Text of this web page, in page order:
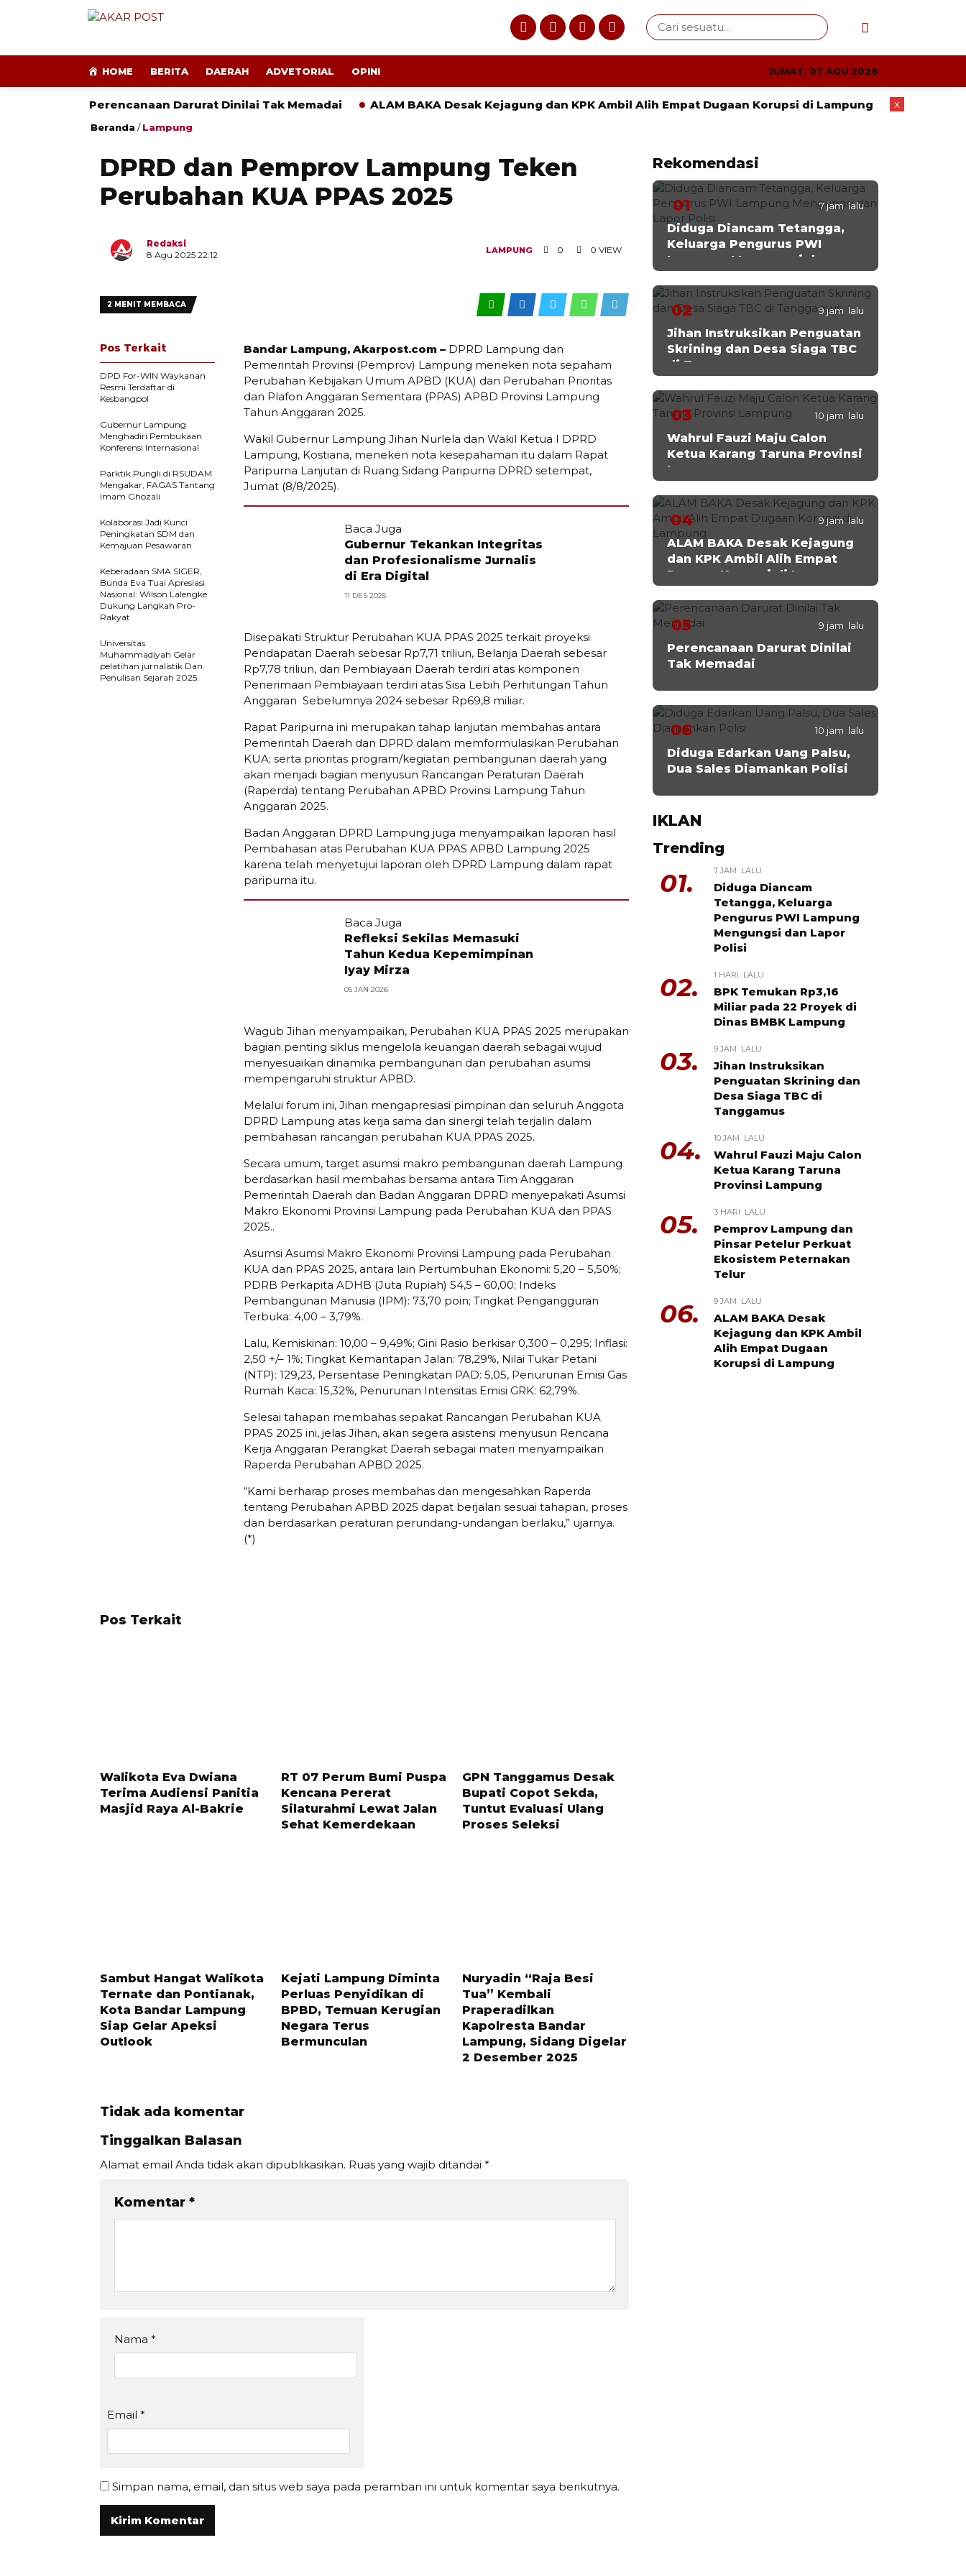
HOME BERITA DAERAH ADVETORIAL OPINI JUMAT, 07 AGU 2026
Perencanaan Darurat Dinilai Tak Memadai ALAM BAKA Desak Kejagung dan KPK Ambil Alih Empat Dugaan Korupsi di Lampung Jihan Instruksikan
Beranda /Lampung
DPRD dan Pemprov Lampung Teken
Perubahan KUA PPAS 2025
Redaksi
8 Agu 2025 22:12
LAMPUNG 0 0 VIEW
2 MENIT MEMBACA
Bandar Lampung, Akarpost.com – DPRD Lampung dan
Pemerintah Provinsi (Pemprov) Lampung meneken nota sepaham
Perubahan Kebijakan Umum APBD (KUA) dan Perubahan Prioritas
dan Plafon Anggaran Sementara (PPAS) APBD Provinsi Lampung
Tahun Anggaran 2025.
Wakil Gubernur Lampung Jihan Nurlela dan Wakil Ketua I DPRD
Lampung, Kostiana, meneken nota kesepahaman itu dalam Rapat
Paripurna Lanjutan di Ruang Sidang Paripurna DPRD setempat,
Jumat (8/8/2025).
Baca Juga
Gubernur Tekankan Integritas
dan Profesionalisme Jurnalis
di Era Digital
11 DES 2025
Disepakati Struktur Perubahan KUA PPAS 2025 terkait proyeksi
Pendapatan Daerah sebesar Rp7,71 triliun, Belanja Daerah sebesar
Rp7,78 triliun, dan Pembiayaan Daerah terdiri atas komponen
Penerimaan Pembiayaan terdiri atas Sisa Lebih Perhitungan Tahun
Anggaran Sebelumnya 2024 sebesar Rp69,8 miliar.
Rapat Paripurna ini merupakan tahap lanjutan membahas antara
Pemerintah Daerah dan DPRD dalam memformulasikan Perubahan
KUA; serta prioritas program/kegiatan pembangunan daerah yang
akan menjadi bagian menyusun Rancangan Peraturan Daerah
(Raperda) tentang Perubahan APBD Provinsi Lampung Tahun
Anggaran 2025.
Badan Anggaran DPRD Lampung juga menyampaikan laporan hasil
Pembahasan atas Perubahan KUA PPAS APBD Lampung 2025
karena telah menyetujui laporan oleh DPRD Lampung dalam rapat
paripurna itu.
Baca Juga
Refleksi Sekilas Memasuki
Tahun Kedua Kepemimpinan
Iyay Mirza
05 JAN 2026
Wagub Jihan menyampaikan, Perubahan KUA PPAS 2025 merupakan
bagian penting siklus mengelola keuangan daerah sebagai wujud
menyesuaikan dinamika pembangunan dan perubahan asumsi
mempengaruhi struktur APBD.
Melalui forum ini, Jihan mengapresiasi pimpinan dan seluruh Anggota
DPRD Lampung atas kerja sama dan sinergi telah terjalin dalam
pembahasan rancangan perubahan KUA PPAS 2025.
Secara umum, target asumsi makro pembangunan daerah Lampung
berdasarkan hasil membahas bersama antara Tim Anggaran
Pemerintah Daerah dan Badan Anggaran DPRD menyepakati Asumsi
Makro Ekonomi Provinsi Lampung pada Perubahan KUA dan PPAS
2025..
Asumsi Asumsi Makro Ekonomi Provinsi Lampung pada Perubahan
KUA dan PPAS 2025, antara lain Pertumbuhan Ekonomi: 5,20 – 5,50%;
PDRB Perkapita ADHB (Juta Rupiah) 54,5 – 60,00; Indeks
Pembangunan Manusia (IPM): 73,70 poin; Tingkat Pengangguran
Terbuka: 4,00 – 3,79%.
Lalu, Kemiskinan: 10,00 – 9,49%; Gini Rasio berkisar 0,300 – 0,295; Inflasi:
2,50 +/– 1%; Tingkat Kemantapan Jalan: 78,29%, Nilai Tukar Petani
(NTP): 129,23, Persentase Peningkatan PAD: 5,05, Penurunan Emisi Gas
Rumah Kaca: 15,32%, Penurunan Intensitas Emisi GRK: 62,79%.
Selesai tahapan membahas sepakat Rancangan Perubahan KUA
PPAS 2025 ini, jelas Jihan, akan segera asistensi menyusun Rencana
Kerja Anggaran Perangkat Daerah sebagai materi menyampaikan
Raperda Perubahan APBD 2025.
“Kami berharap proses membahas dan mengesahkan Raperda
tentang Perubahan APBD 2025 dapat berjalan sesuai tahapan, proses
dan berdasarkan peraturan perundang-undangan berlaku,” ujarnya.
(*)
Pos Terkait
DPD For-WIN Waykanan
Resmi Terdaftar di
Kesbangpol
Gubernur Lampung
Menghadiri Pembukaan
Konferensi Internasional
Parktik Pungli di RSUDAM
Mengakar, FAGAS Tantang
Imam Ghozali
Kolaborasi Jadi Kunci
Peningkatan SDM dan
Kemajuan Pesawaran
Keberadaan SMA SIGER,
Bunda Eva Tuai Apresiasi
Nasional: Wilson Lalengke
Dukung Langkah Pro-
Rakyat
Universitas
Muhammadiyah Gelar
pelatihan jurnalistik Dan
Penulisan Sejarah 2025.
Pos Terkait
Walikota Eva Dwiana
Terima Audiensi Panitia
Masjid Raya Al-Bakrie
RT 07 Perum Bumi Puspa
Kencana Pererat
Silaturahmi Lewat Jalan
Sehat Kemerdekaan
GPN Tanggamus Desak
Bupati Copot Sekda,
Tuntut Evaluasi Ulang
Proses Seleksi
Sambut Hangat Walikota
Ternate dan Pontianak,
Kota Bandar Lampung
Siap Gelar Apeksi
Outlook
Kejati Lampung Diminta
Perluas Penyidikan di
BPBD, Temuan Kerugian
Negara Terus
Bermunculan
Nuryadin “Raja Besi
Tua” Kembali
Praperadilkan
Kapolresta Bandar
Lampung, Sidang Digelar
2 Desember 2025
Tidak ada komentar
Tinggalkan Balasan
Alamat email Anda tidak akan dipublikasikan. Ruas yang wajib ditandai *
Komentar *
Nama *
Email *
Simpan nama, email, dan situs web saya pada peramban ini untuk komentar saya berikutnya.
Rekomendasi
01 7 jam lalu
Diduga Diancam Tetangga,
Keluarga Pengurus PWI
Lampung Mengungsi dan
Lapor Polisi
02 9 jam lalu
Jihan Instruksikan Penguatan
Skrining dan Desa Siaga TBC
di Tanggamus
03 10 jam lalu
Wahrul Fauzi Maju Calon
Ketua Karang Taruna Provinsi
Lampung
04 9 jam lalu
ALAM BAKA Desak Kejagung
dan KPK Ambil Alih Empat
Dugaan Korupsi di Lampung
05 9 jam lalu
Perencanaan Darurat Dinilai
Tak Memadai
06 10 jam lalu
Diduga Edarkan Uang Palsu,
Dua Sales Diamankan Polisi
IKLAN
Trending
01. 7 JAM LALU
Diduga Diancam
Tetangga, Keluarga
Pengurus PWI Lampung
Mengungsi dan Lapor
Polisi
02. 1 HARI LALU
BPK Temukan Rp3,16
Miliar pada 22 Proyek di
Dinas BMBK Lampung
03. 9 JAM LALU
Jihan Instruksikan
Penguatan Skrining dan
Desa Siaga TBC di
Tanggamus
04. 10 JAM LALU
Wahrul Fauzi Maju Calon
Ketua Karang Taruna
Provinsi Lampung
05. 3 HARI LALU
Pemprov Lampung dan
Pinsar Petelur Perkuat
Ekosistem Peternakan
Telur
06. 9 JAM LALU
ALAM BAKA Desak
Kejagung dan KPK Ambil
Alih Empat Dugaan
Korupsi di Lampung
x